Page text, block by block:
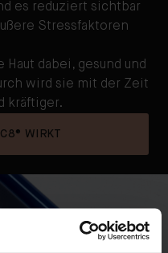
es reduziert sichtbar
Stressfaktoren
Haut dabei, gesund und
wird sie mit der Zeit
kräftiger.
WIRKT